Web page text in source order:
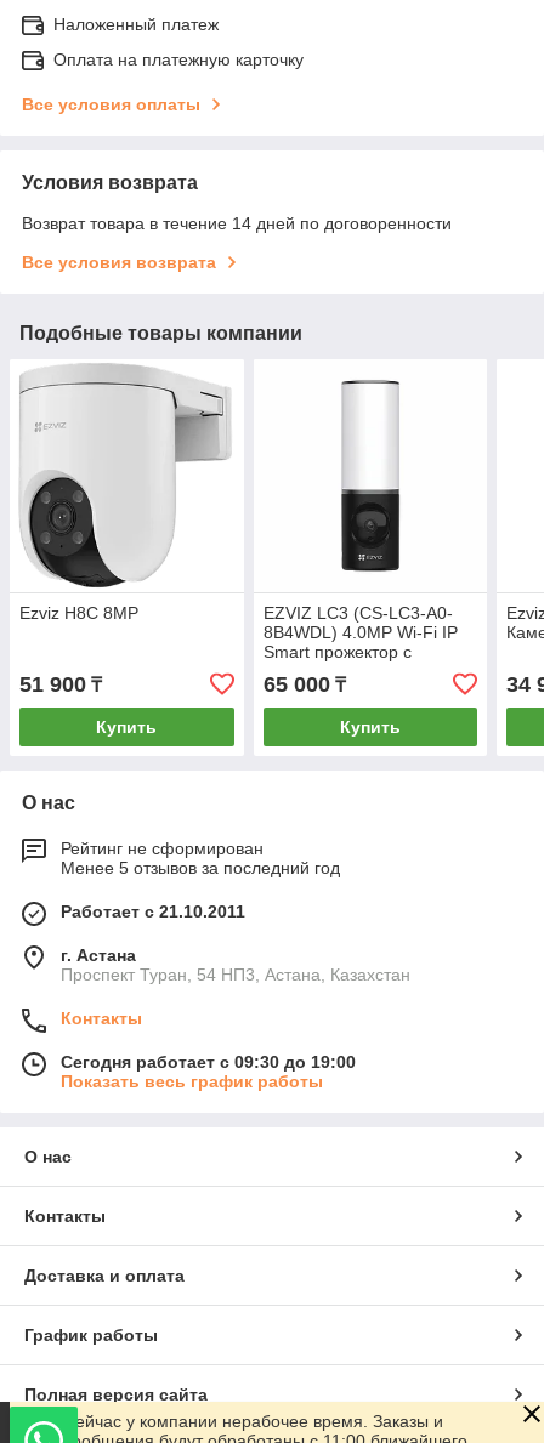
Наложенный платеж
Оплата на платежную карточку
Все условия оплаты
Условия возврата
Возврат товара в течение 14 дней по договоренности
Все условия возврата
Подобные товары компании
Ezviz H8C 8MP
51 900 ₸
Купить
EZVIZ LC3 (CS-LC3-A0-
8B4WDL) 4.0MP Wi-Fi IP
Smart прожектор с
видеокамерой
65 000₸
Купить
34
О нас
Рейтинг не сформирован
Менее 5 отзывов за последний год
Работает с 21.10.2011
г. Астана
Проспект Туран, 54 НП3, Астана, Казахстан
Контакты
Сегодня работает с 09:30 до 19:00
Показать весь график работы
О нас
Контакты
Доставка и оплата
График работы
Полная версия сайта
Сейчас у компании нерабочее время. Заказы и